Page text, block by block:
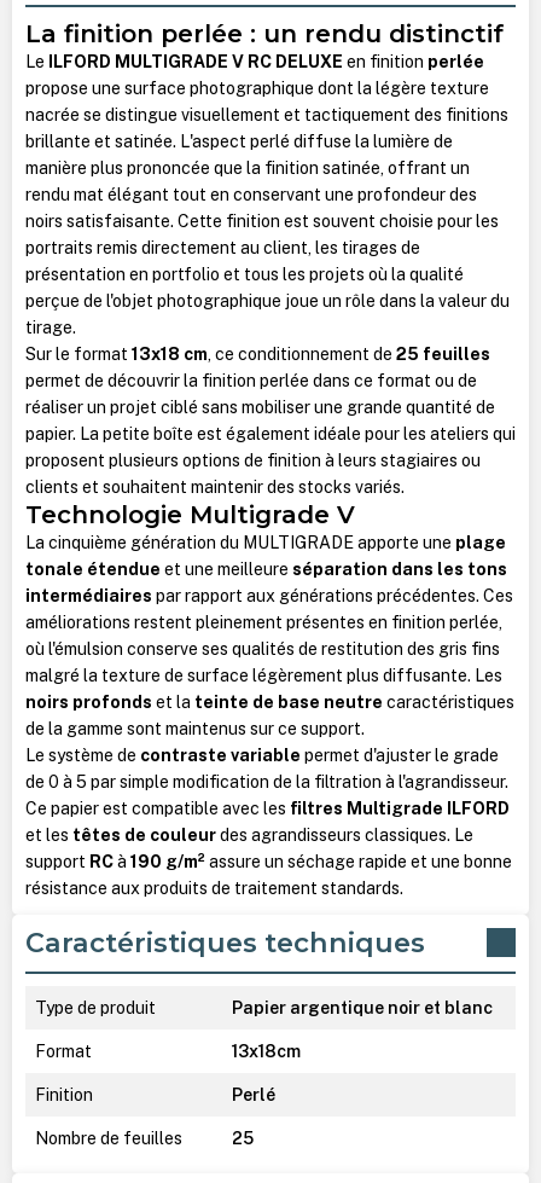
La finition perlée : un rendu distinctif
Le ILFORD MULTIGRADE V RC DELUXE en finition perlée
propose une surface photographique dont la légère texture
nacrée se distingue visuellement et tactiquement des finitions
brillante et satinée. L'aspect perlé diffuse la lumière de
manière plus prononcée que la finition satinée, offrant un
rendu mat élégant tout en conservant une profondeur des
noirs satisfaisante. Cette finition est souvent choisie pour les
portraits remis directement au client, les tirages de
présentation en portfolio et tous les projets où la qualité
perçue de l'objet photographique joue un rôle dans la valeur du
tirage.
Sur le format 13x18 cm, ce conditionnement de 25 feuilles
permet de découvrir la finition perlée dans ce format ou de
réaliser un projet ciblé sans mobiliser une grande quantité de
papier. La petite boîte est également idéale pour les ateliers qui
proposent plusieurs options de finition à leurs stagiaires ou
clients et souhaitent maintenir des stocks variés.
Technologie Multigrade V
La cinquième génération du MULTIGRADE apporte une plage
tonale étendue et une meilleure séparation dans les tons
intermédiaires par rapport aux générations précédentes. Ces
améliorations restent pleinement présentes en finition perlée,
où l'émulsion conserve ses qualités de restitution des gris fins
malgré la texture de surface légèrement plus diffusante. Les
noirs profonds et la teinte de base neutre caractéristiques
de la gamme sont maintenus sur ce support.
Le système de contraste variable permet d'ajuster le grade
de 0 à 5 par simple modification de la filtration à l'agrandisseur.
Ce papier est compatible avec les filtres Multigrade ILFORD
et les têtes de couleurdes agrandisseurs classiques. Le
support RCà 190 g/m²assure un séchage rapide et une bonne
résistance aux produits de traitement standards.
Caractéristiques techniques
Type de produit Papier argentique noir et blanc
Format 13x18cm
Finition Perlé
Nombre de feuilles 25